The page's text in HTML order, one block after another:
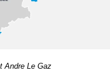
Andre Le Gaz